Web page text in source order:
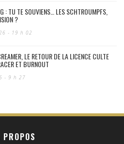
: TU TE SOUVIENS… LES SCHTROUMPFS,
?
- 19 h 02
LE RETOUR DE LA LICENCE CULTE
ET BURNOUT
- 9 h 27
PROPOS